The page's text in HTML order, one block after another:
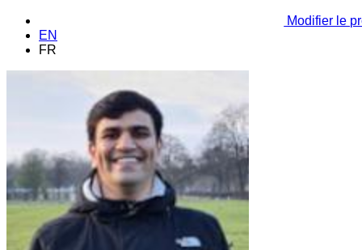
Modifier le
EN
FR